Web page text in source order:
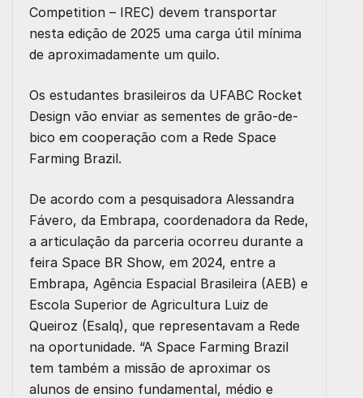
Competition – IREC) devem transportar
nesta edição de 2025 uma carga útil mínima
de aproximadamente um quilo.
Os estudantes brasileiros da UFABC Rocket
Design vão enviar as sementes de grão-de-
bico em cooperação com a Rede Space
Farming Brazil.
De acordo com a pesquisadora Alessandra
Fávero, da Embrapa, coordenadora da Rede,
a articulação da parceria ocorreu durante a
feira Space BR Show, em 2024, entre a
Embrapa, Agência Espacial Brasileira (AEB) e
Escola Superior de Agricultura Luiz de
Queiroz (Esalq), que representavam a Rede
na oportunidade. “A Space Farming Brazil
tem também a missão de aproximar os
alunos de ensino fundamental, médio e